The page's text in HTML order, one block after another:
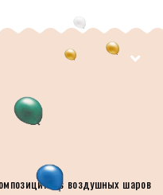
из воздушных шаров